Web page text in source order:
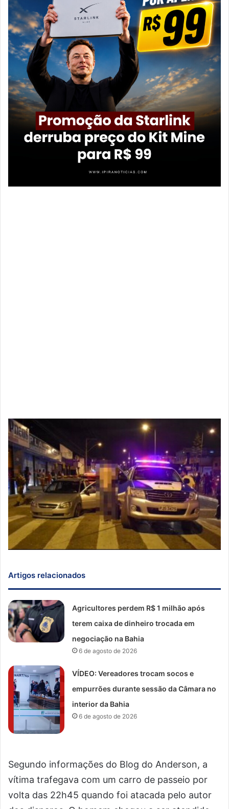
Artigos relacionados
Agricultores perdem R$ 1 milhão após
terem caixa de dinheiro trocada em
negociação na Bahia
6 de agosto de 2026
VÍDEO: Vereadores trocam socos e
empurrões durante sessão da Câmara no
interior da Bahia
6 de agosto de 2026
Segundo informações do Blog do Anderson, a
vítima trafegava com um carro de passeio por
volta das 22h45 quando foi atacada pelo autor